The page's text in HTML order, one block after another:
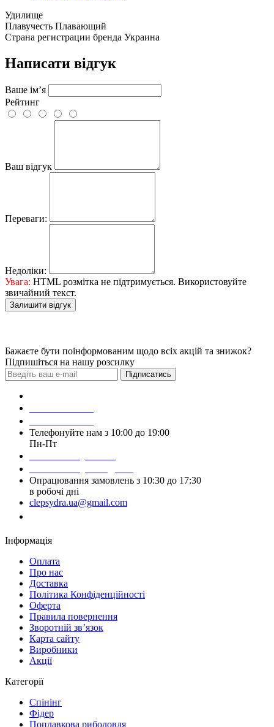
Удилище
Плавучесть Плавающий
Страна регистрации бренда Украина
Написати відгук
Ваше ім’я
Рейтинг
Ваш відгук
Переваги:
Недоліки:
Увага: HTML розмітка не підтримується. Використовуйте
звичайний текст.
Залишити відгук
Бажаєте бути поінформованим щодо всіх акцій та знижок?
Підпишіться на нашу розсилку
Підписатись
Телефонуйте нам з 10:00 до 19:00
Пн-Пт
Опрацювання замовлень з 10:30 до 17:30
в робочі дні
clepsydra.ua@gmail.com
Інформація
Оплата
Про нас
Доставка
Політика Конфіденційності
Оферта
Правила повернення
Зворотній зв’язок
Карта сайту
Виробники
Акції
Категорії
Спінінг
Фідер
Поплавкова риболовля